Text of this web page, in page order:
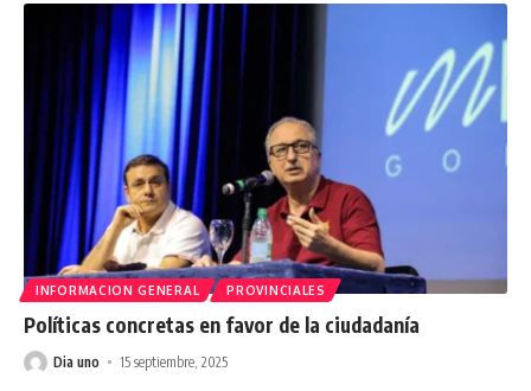
INFORMACION GENERAL PROVINCIALES
Políticas concretas en favor de la ciudadanía
Dia uno 15 septiembre, 2025